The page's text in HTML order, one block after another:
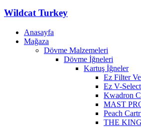
Wildcat Turkey
Anasayfa
Mağaza
Dövme Malzemeleri
Dövme İğneleri
Kartuş İğneler
Ez Filter
Ez V-Select
Kwadron
MAST
Peach
THE